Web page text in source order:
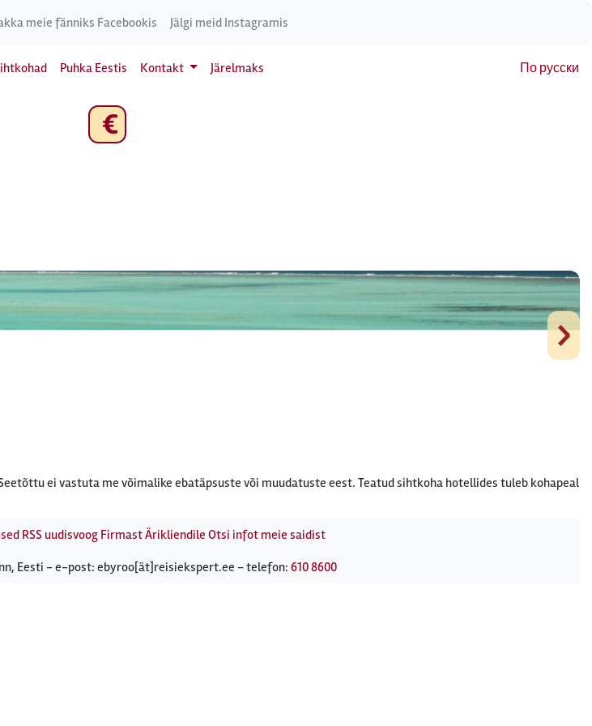
meie fänniks Facebookis Jälgi meid Instagramis
Puhka Eestis Kontakt Järelmaks По русски
€
›
ei vastuta me võimalike ebatäpsuste või muudatuste eest. Teatud sihtkoha hotellides tuleb kohapeal
RSS uudisvoog FirmastÄrikliendile Otsi infot meie saidist
Eesti - e-post: ebyroo[ät]reisiekspert.ee - telefon: 610 8600